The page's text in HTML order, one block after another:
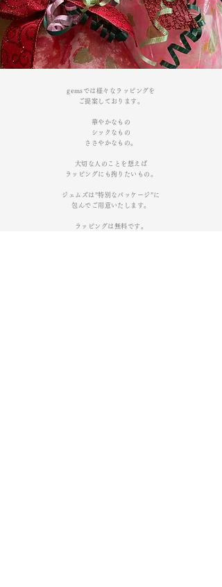
gemsでは様々なラッピングを
ご提案しております。
華やかなもの
シックなもの
ささやかなもの。
大切な人のことを想えば
ラッピングにも拘りたいもの。
ジェムズは”特別なパッケージ”に
包んでご用意いたします。
ラッピングは無料です。